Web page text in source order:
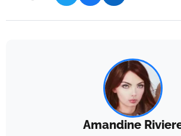
Amandine